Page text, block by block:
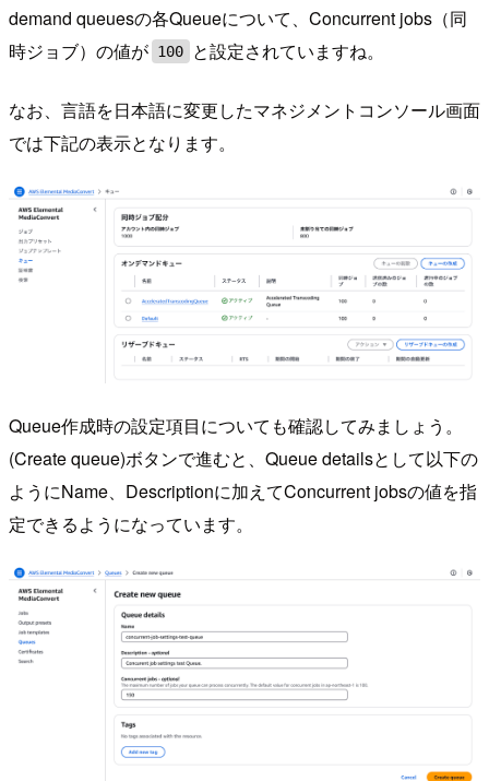
demand queuesの各Queueについて、Concurrent jobs（同
時ジョブ）の値が 100 と設定されていますね。
なお、言語を日本語に変更したマネジメントコンソール画面
では下記の表示となります。
Queue作成時の設定項目についても確認してみましょう。
(Create queue)ボタンで進むと、Queue detailsとして以下の
ようにName、Descriptionに加えてConcurrent jobsの値を指
定できるようになっています。